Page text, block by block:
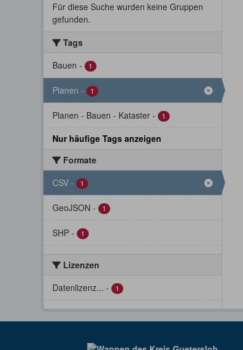
Für diese Suche wurden keine Gruppen
gefunden.
Tags
Bauen - 1
Planen - 1
Planen - Bauen - Kataster - 1
Nur häufige Tags anzeigen
Formate
CSV - 1
GeoJSON - 1
SHP - 1
Lizenzen
Datenlizenz... - 1